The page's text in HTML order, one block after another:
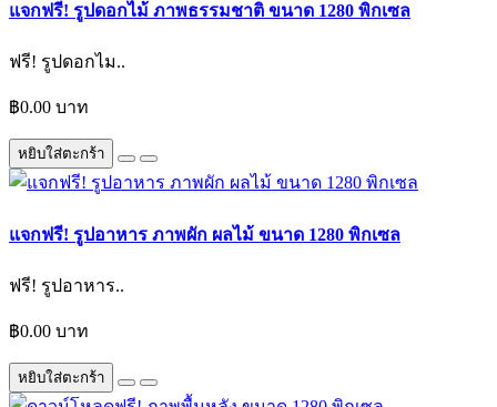
แจกฟรี! รูปดอกไม้ ภาพธรรมชาติ ขนาด 1280 พิกเซล
ฟรี! รูปดอกไม..
฿0.00 บาท
หยิบใส่ตะกร้า
แจกฟรี! รูปอาหาร ภาพผัก ผลไม้ ขนาด 1280 พิกเซล
ฟรี! รูปอาหาร..
฿0.00 บาท
หยิบใส่ตะกร้า